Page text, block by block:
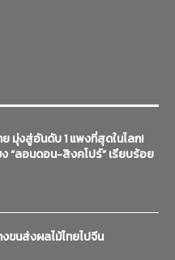
ย มุ่งสู่อันดับ 1 แพงที่สุดในโลก!
ง “ลอนดอน-สิงคโปร์” เรียบร้อย
งขนส่งผลไม้ไทยไปจีน